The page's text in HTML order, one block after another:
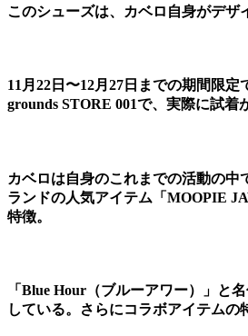
このシューズは、カベロ自身がデザ
11月22日〜12月27日までの期間限
grounds STORE 001で、実際に試着
カベロは自身のこれまでの活動の
ランドの人気アイテム「MOOPIE
特徴。
「Blue Hour（ブルーアワー）」と
している。さらにコラボアイテムの